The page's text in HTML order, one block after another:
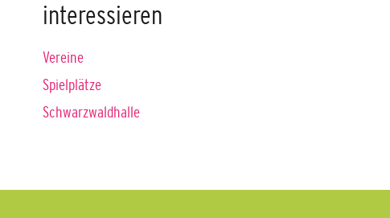
interessieren
Vereine
Spielplätze
Schwarzwaldhalle